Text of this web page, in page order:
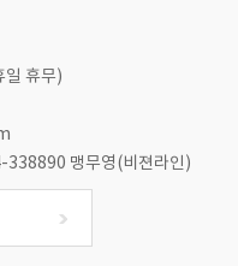
일 휴무)
338890 맹무영(비젼라인)